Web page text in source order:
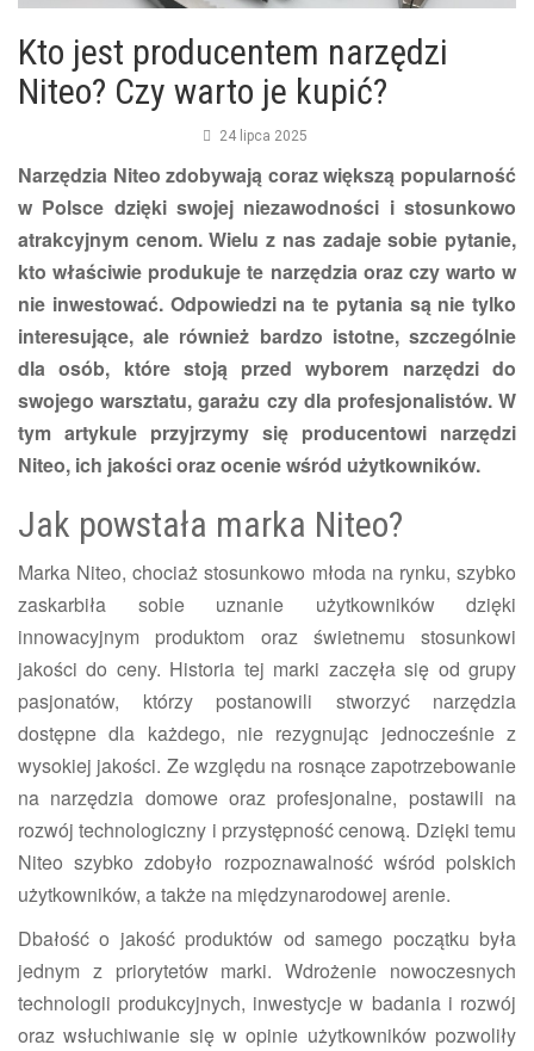
Kto jest producentem narzędzi
Niteo? Czy warto je kupić?
24 lipca 2025
Narzędzia Niteo zdobywają coraz większą popularność
w Polsce dzięki swojej niezawodności i stosunkowo
atrakcyjnym cenom. Wielu z nas zadaje sobie pytanie,
kto właściwie produkuje te narzędzia oraz czy warto w
nie inwestować. Odpowiedzi na te pytania są nie tylko
interesujące, ale również bardzo istotne, szczególnie
dla osób, które stoją przed wyborem narzędzi do
swojego warsztatu, garażu czy dla profesjonalistów. W
tym artykule przyjrzymy się producentowi narzędzi
Niteo, ich jakości oraz ocenie wśród użytkowników.
Jak powstała marka Niteo?
Marka Niteo, chociaż stosunkowo młoda na rynku, szybko
zaskarbiła sobie uznanie użytkowników dzięki
innowacyjnym produktom oraz świetnemu stosunkowi
jakości do ceny. Historia tej marki zaczęła się od grupy
pasjonatów, którzy postanowili stworzyć narzędzia
dostępne dla każdego, nie rezygnując jednocześnie z
wysokiej jakości. Ze względu na rosnące zapotrzebowanie
na narzędzia domowe oraz profesjonalne, postawili na
rozwój technologiczny i przystępność cenową. Dzięki temu
Niteo szybko zdobyło rozpoznawalność wśród polskich
użytkowników, a także na międzynarodowej arenie.
Dbałość o jakość produktów od samego początku była
jednym z priorytetów marki. Wdrożenie nowoczesnych
technologii produkcyjnych, inwestycje w badania i rozwój
oraz wsłuchiwanie się w opinie użytkowników pozwoliły